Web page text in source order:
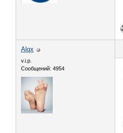
Alqx
v.i.p.
Сообщений: 4954